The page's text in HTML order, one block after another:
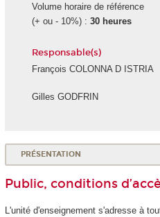
Volume horaire de référence
(+ ou - 10%) : 30 heures
Responsable(s)
François COLONNA D ISTRIA
Gilles GODFRIN
PRÉSENTATION
Public, conditions
L'unité d'enseignements'adresse à